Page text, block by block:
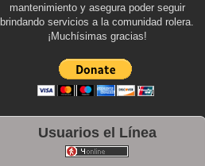
mantenimiento y asegura poder seguir
brindando servicios a la comunidad rolera.
¡Muchísimas gracias!
Usuarios el Línea